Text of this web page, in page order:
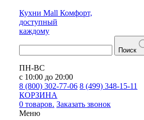
Кухни Mall Комфорт,
доступный
каждому
Поиск
ПН-ВС
с 10:00 до 20:00
8 (800) 302-77-06 8 (499) 348-15-11
КОРЗИНА
0 товаров. Заказать звонок
Меню